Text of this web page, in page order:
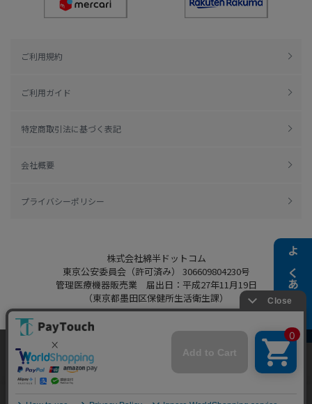
よくある質問
ご利用規約
ご利用ガイド
特定商取引法に基づく表記
会社概要
プライバシーポリシー
株式会社綿半ドットコム
東京公安委員会（許可済み） 306609804230号
管理医療機器販売業 届出日：平成27年11月19日
（東京都墨田区保健所生活衛生課）
Copyright 2022
Watahan.com Co., Ltd.
Powered by Watahan Partners Co., Ltd.
当ウェブサイトでは、お客様により良いサービス
をご提供するため、クッキーを利用しています。
サイト利用を継続することにより、クッキーの使
同意する